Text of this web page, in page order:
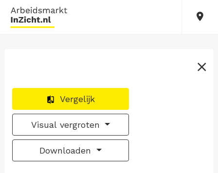
Vergelijk
Visual vergroten
Downloaden